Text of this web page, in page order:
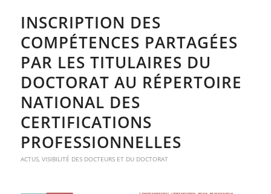
INSCRIPTION DES
COMPÉTENCES PARTAGÉES
PAR LES TITULAIRES DU
DOCTORAT AU RÉPERTOIRE
NATIONAL DES
CERTIFICATIONS
PROFESSIONNELLES
ACTUS, VISIBILITÉ DES DOCTEURS ET DU DOCTORAT